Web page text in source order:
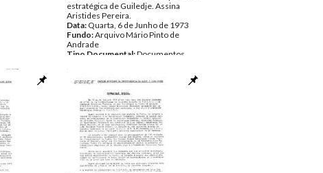
estratégica de Guiledje. Assina
Aristides Pereira.
Data: Quarta, 6 de Junho de 1973
Fundo:Arquivo Mário Pinto de
Andrade
Tipo Documental:Documentos